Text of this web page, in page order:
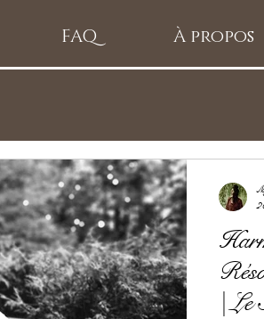
FAQ À propos
|